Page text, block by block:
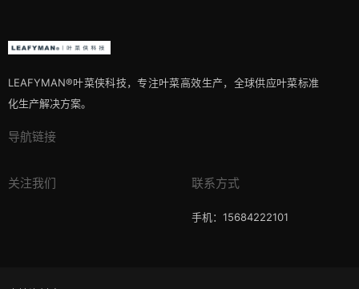
LEAFYMAN®️叶菜侠科技，专注叶菜高效生产，全球供应叶菜标准
化生产解决方案。
导航链接
关注我们 联系方式
手机：15684222101